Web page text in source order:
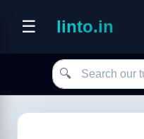
☰ linto.in
Search our tutorials
🔍